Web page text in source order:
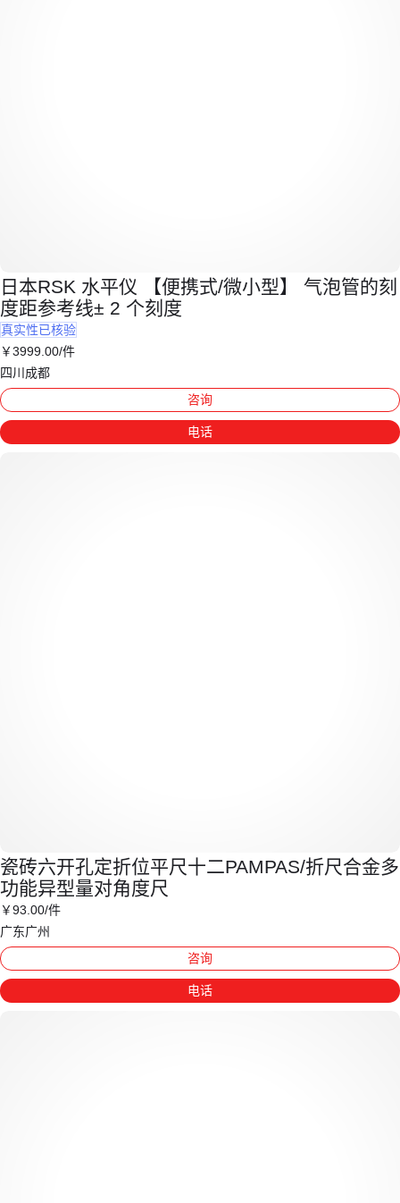
日本RSK 水平仪 【便携式/微小型】 气泡管的刻
度距参考线± 2 个刻度
真实性已核验
￥3999.00/件
四川成都
咨询
电话
瓷砖六开孔定折位平尺十二PAMPAS/折尺合金多
功能异型量对角度尺
￥93.00/件
广东广州
咨询
电话